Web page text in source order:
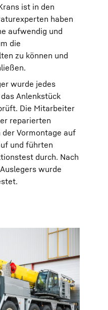
ist in den
haben
aufwendig und
die
zu können und
wurde jedes
Anlenkstück
Die Mitarbeiter
reparierten
Vormontage auf
und führten
durch. Nach
wurde